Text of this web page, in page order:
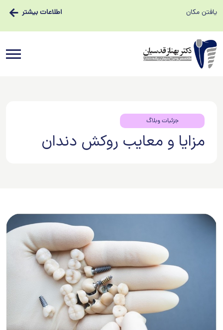
یافتن مکان اطلاعات بیشتر
جزئیات وبلاگ
مزایا و معایب روکش دندان